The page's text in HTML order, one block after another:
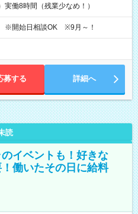
働8時間（残業少なめ！）
※開始日相談OK ※9月～！
募する 詳細へ
読
イベントも！好きな
働いたその日に給料